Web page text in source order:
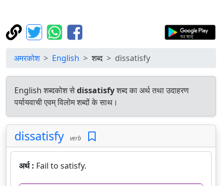
अमरकोश English शब्द dissatisfy
English शब्दकोश सेdissatisfyशब्द का अर्थ तथा उदाहरण
पर्यायवाची एवम् विलोम शब्दों के साथ।
dissatisfy verb
अर्थ : Fail to satisfy.